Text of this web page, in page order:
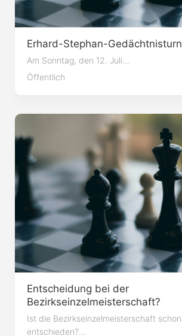
Erhard-Stephan-
Am Sonntag, den 12. Juli...
Öffentlich
Entscheidung bei der
Bezirkseinzelmeisterschaft?
Ist die Bezirkseinzelmeisterschaft schon
entschieden?...